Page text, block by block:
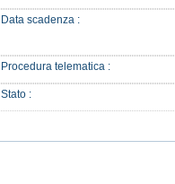
Data scadenza :
Procedura telematica :
Stato :